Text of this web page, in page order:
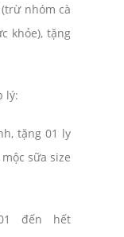
nhóm cà
khỏe), tặng
lý:
tặng 01 ly
sữa size
đến hết